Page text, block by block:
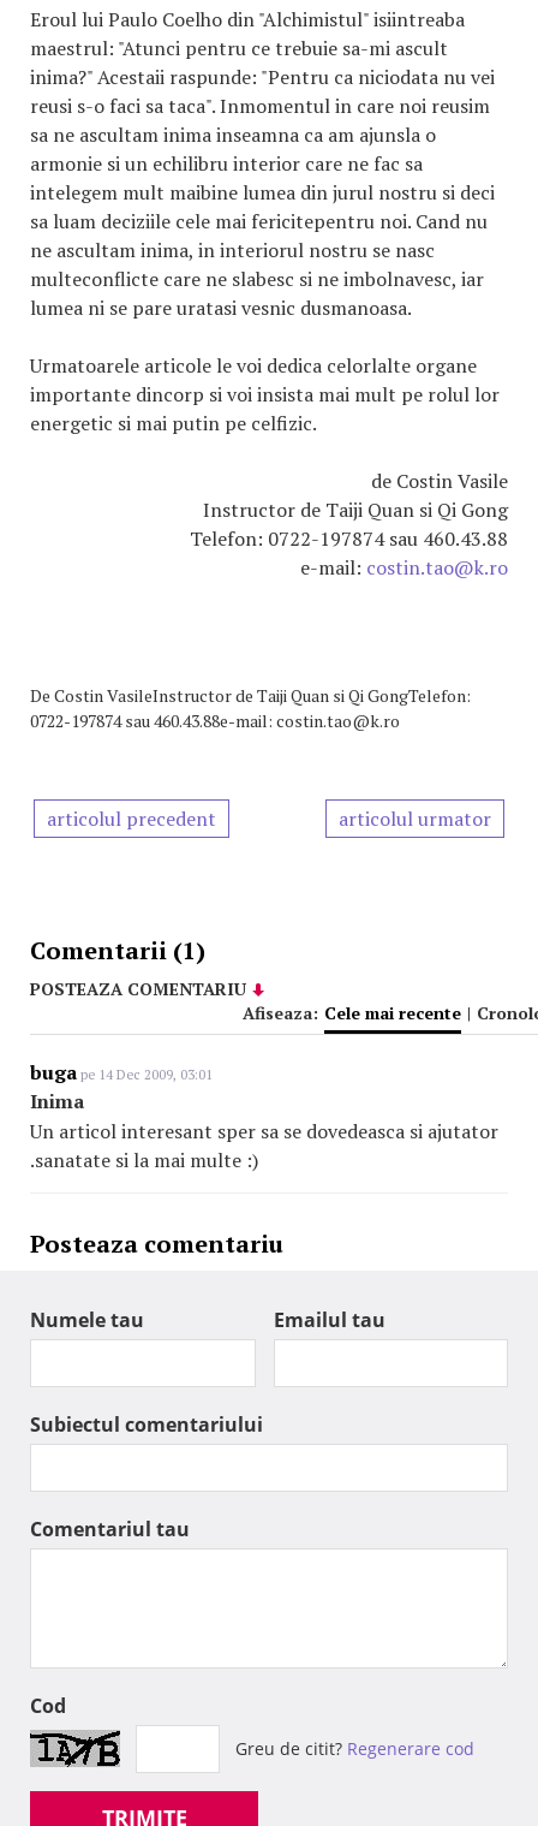
Eroul lui Paulo Coelho din "Alchimistul" isiintreaba
maestrul: "Atunci pentru ce trebuie sa-mi ascult
inima?" Acestaii raspunde: "Pentru ca niciodata nu vei
reusi s-o faci sa taca". Inmomentul in care noi reusim
sa ne ascultam inima inseamna ca am ajunsla o
armonie si un echilibru interior care ne fac sa
intelegem mult maibine lumea din jurul nostru si deci
sa luam deciziile cele mai fericitepentru noi. Cand nu
ne ascultam inima, in interiorul nostru se nasc
multeconflicte care ne slabesc si ne imbolnavesc, iar
lumea ni se pare uratasi vesnic dusmanoasa.
Urmatoarele articole le voi dedica celorlalte organe
importante dincorp si voi insista mai mult pe rolul lor
energetic si mai putin pe celfizic.
de Costin Vasile
Instructor de Taiji Quan si Qi Gong
Telefon: 0722-197874 sau 460.43.88
e-mail: costin.tao@k.ro
De Costin VasileInstructor de Taiji Quan si Qi GongTelefon:
0722-197874 sau 460.43.88e-mail: costin.tao@k.ro
articolul precedent articolul urmator
Comentarii (1)
POSTEAZA COMENTARIU
Afiseaza: Cele mai recente |
buga pe 14 Dec 2009, 03:01
Inima
Un articol interesant sper sa se dovedeasca si ajutator
.sanatate si la mai multe :)
Posteaza comentariu
Numele tau Emailul tau
Subiectul comentariului
Comentariul tau
Cod
Greu de citit? Regenerare cod
TRIMITE